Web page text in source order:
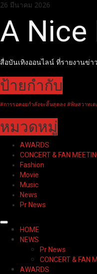
Skip
content
26 มีนาคม 2026
A
สื่อบันเทิงออนไลน์ ที่รายงานข่า
ป้ายกำกับ
#การรอคอยกำลังจะสิ้นสุดลง #พิษสวาทเ
หมวดหมู่
AWARDS
CONCERT & FAN
Fashion
Movie
Music
News
Pr News
Primary
Menu
HOME
NEWS
Pr News
CONCERT & FAN
AWARDS